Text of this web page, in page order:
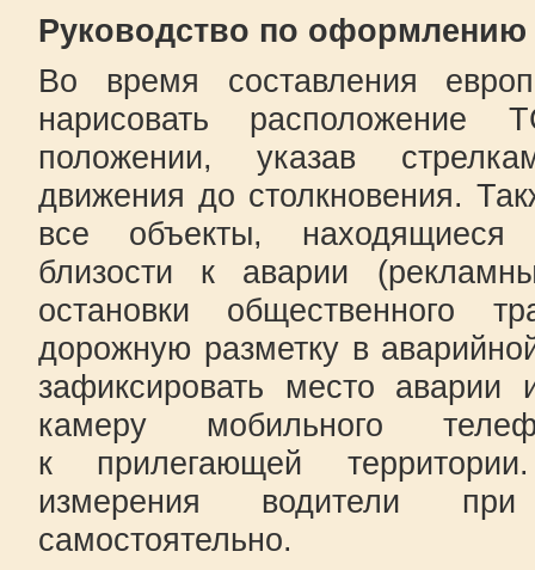
Руководство по оформлению
Во время составления
нарисовать расположение
положении, указав
движения до столкновения.
все объекты, находящиеся
близости к аварии
остановки общественного
дорожную разметку в
зафиксировать место
камеру мобильного
к прилегающей
измерения водители
самостоятельно.